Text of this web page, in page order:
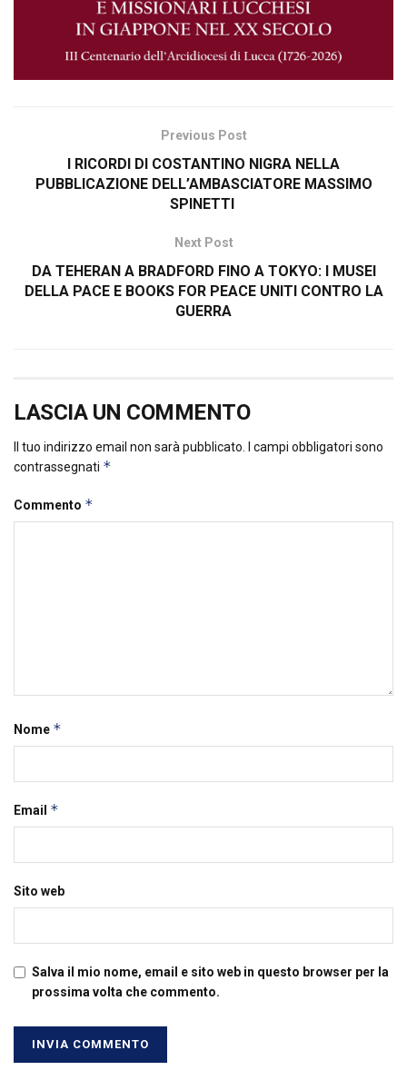
Previous Post
I RICORDI DI COSTANTINO NIGRA NELLA
PUBBLICAZIONE DELL’AMBASCIATORE MASSIMO
SPINETTI
Next Post
DA TEHERAN A BRADFORD FINO A TOKYO: I MUSEI
DELLA PACE E BOOKS FOR PEACE UNITI CONTRO LA
GUERRA
LASCIA UN COMMENTO
Il tuo indirizzo email non sarà pubblicato.
I campi obbligatori sono
contrassegnati *
Commento *
Nome *
Email *
Sito web
Salva il mio nome, email e sito web in questo browser per la
prossima volta che commento.